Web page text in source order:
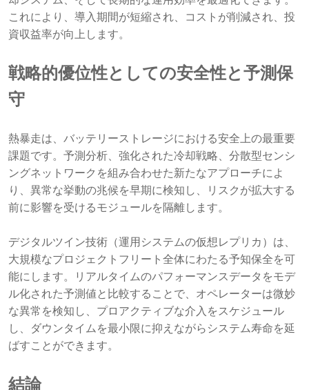
これにより、導入期間が短縮され、コストが削減され、投
資収益率が向上します。
戦略的優位性としての安全性と予測保
守
熱暴走は、バッテリーストレージにおける安全上の最重要
課題です。予測分析、強化された冷却戦略、分散型センシ
ングネットワークを組み合わせた新たなアプローチによ
り、異常な挙動の兆候を早期に検知し、リスクが拡大する
前に影響を受けるモジュールを隔離します。
デジタルツイン技術（運用システムの仮想レプリカ）は、
大規模なプロジェクトフリート全体にわたる予知保全を可
能にします。リアルタイムのパフォーマンスデータをモデ
ル化された予測値と比較することで、オペレーターは微妙
な異常を検知し、プロアクティブな介入をスケジュール
し、ダウンタイムを最小限に抑えながらシステム寿命を延
ばすことができます。
結論